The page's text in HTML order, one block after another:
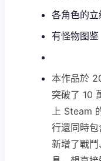
各角色的
有怪物图鉴
本作品於
突破了 10
上 Steam
行還同時
新增了戰